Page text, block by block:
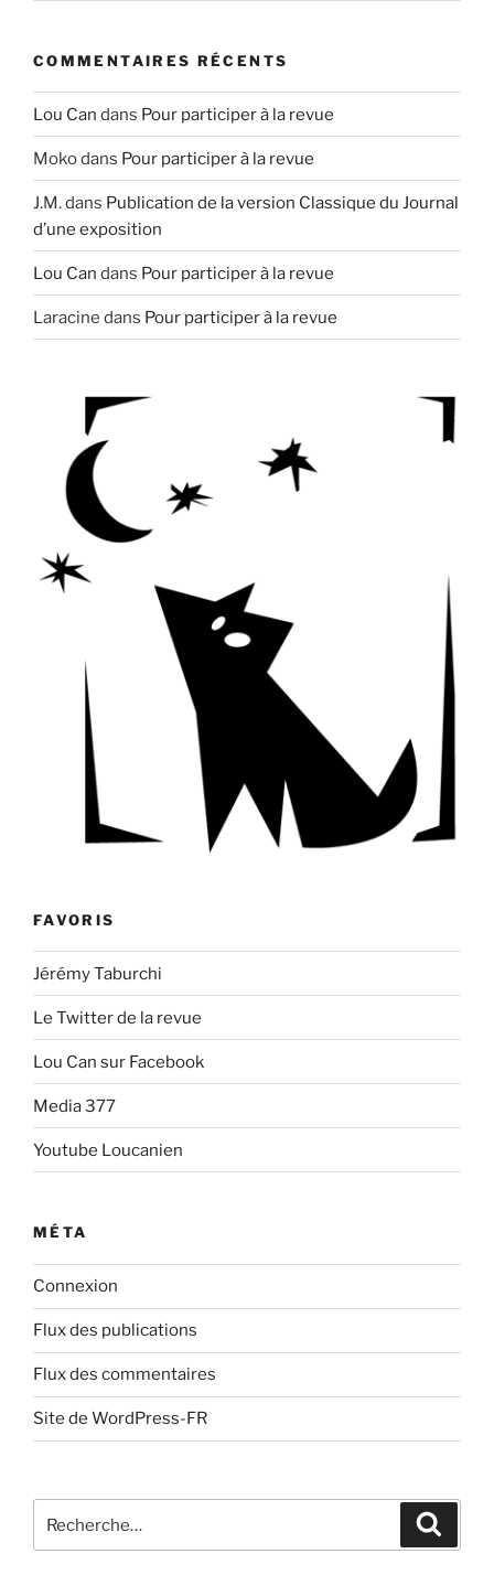
COMMENTAIRES RÉCENTS
Lou Can dans Pour participer à la revue
Mokodans Pour participer à la revue
J.M.dans Publication de la version Classique du Journal
d’une exposition
Lou Can dans Pour participer à la revue
Laracine dans Pour participer à la revue
FAVORIS
Jérémy Taburchi
Le Twitter de la revue
Lou Can sur Facebook
Media 377
Youtube Loucanien
MÉTA
Connexion
Flux des publications
Flux des commentaires
Site de WordPress-FR
pour